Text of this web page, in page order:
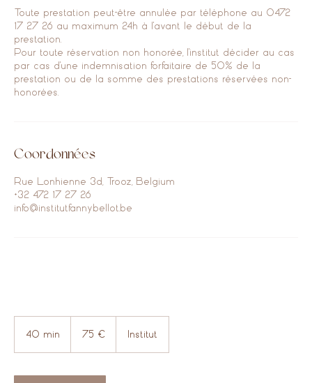
Toute prestation peut-être annulée par téléphone au 0472
17 27 26 au maximum 24h à l'avant le début de la
prestation.
Pour toute réservation non honorée, l'institut décider au cas
par cas d'une indemnisation forfaitaire de 50% de la
prestation ou de la somme des prestations réservées non-
honorées.
Coordonnées
Rue Lonhienne 3d, Trooz, Belgium
+32 472 17 27 26
info@institutfannybellot.be
40 min
i
euros
75 €
Institut